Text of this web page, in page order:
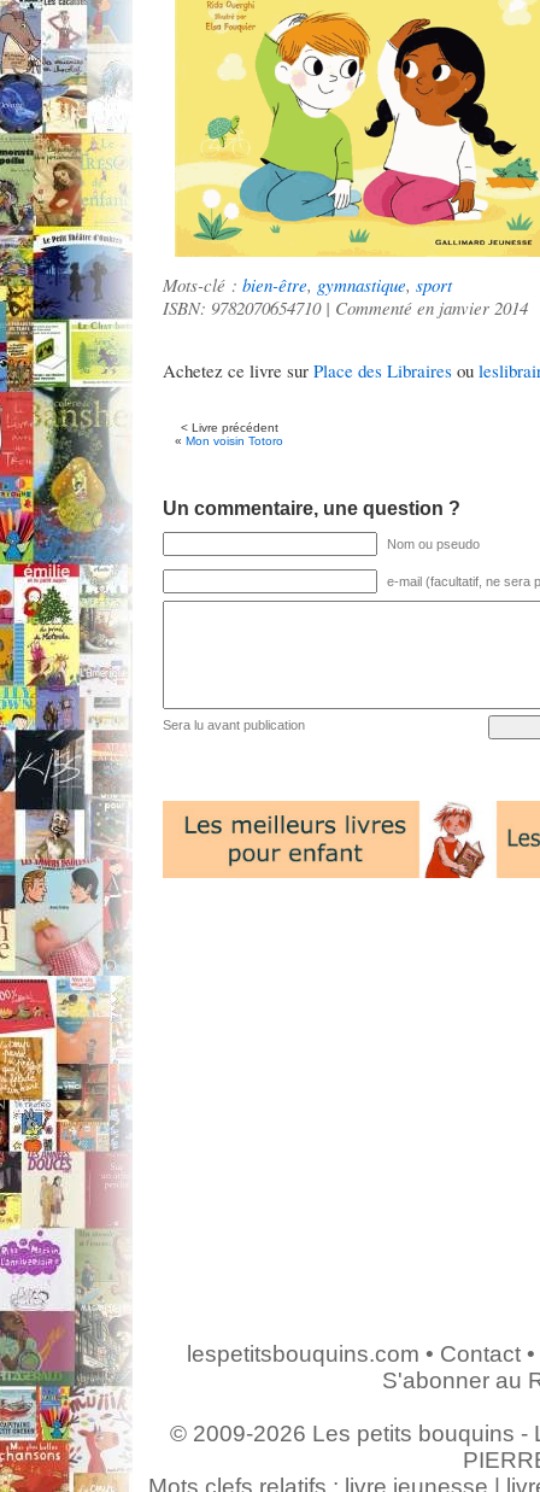
Mots-clé : bien-être, gymnastique, sport
ISBN: 9782070654710 | Commenté en janvier 2014
Achetez ce livre sur Place des Libraires ou
< Livre précédent
« Mon voisin Totoro
Un commentaire, une question ?
Nom ou pseudo
e-mail (facultatif, ne sera
Sera lu avant publication
lespetitsbouquins.com • Contact•
S'abonner au
© 2009-2026 Les petits bouquins -
Mots clefs relatifs : livre jeunesse |